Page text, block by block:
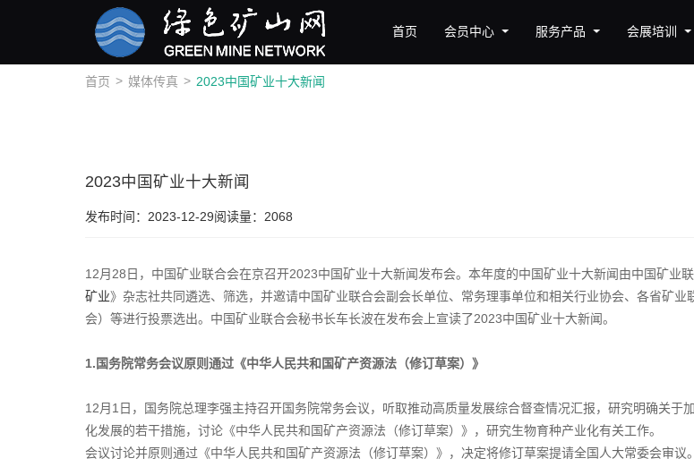
首页 会员中心 服务产品 会展培训
首页 > 媒体传真 > 2023中国矿业十大新闻
2023中国矿业十大新闻
发布时间：2023-12-29阅读量：2068
12月28日，中国矿业联合会在京召开2023中国矿业十大新闻发布会。本年度的中国矿业十大新闻由中国矿业
矿业》杂志社共同遴选、筛选，并邀请中国矿业联合会副会长单位、常务理事单位和相关行业协会、各省矿业
会）等进行投票选出。中国矿业联合会秘书长车长波在发布会上宣读了2023中国矿业十大新闻。
1.国务院常务会议原则通过《中华人民共和国矿产资源法（修订草案）》
12月1日，国务院总理李强主持召开国务院常务会议，听取推动高质量发展综合督查情况汇报，研究明确关于
化发展的若干措施，讨论《中华人民共和国矿产资源法（修订草案）》，研究生物育种产业化有关工作。
会议讨论并原则通过《中华人民共和国矿产资源法（修订草案）》，决定将修订草案提请全国人大常委会审议